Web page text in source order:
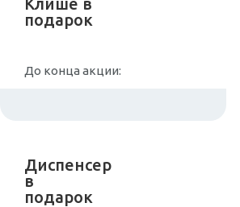
подарок
До конца акции:
Диспенсер
в
подарок